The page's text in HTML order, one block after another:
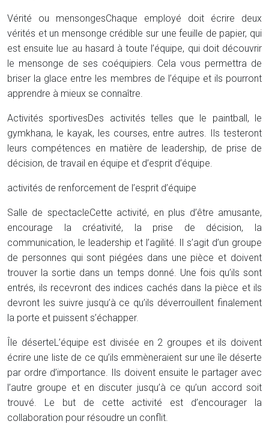
Vérité ou mensongesChaque employé doit écrire deux
vérités et un mensonge crédible sur une feuille de papier, qui
est ensuite lue au hasard à toute l’équipe, qui doit découvrir
le mensonge de ses coéquipiers. Cela vous permettra de
briser la glace entre les membres de l’équipe et ils pourront
apprendre à mieux se connaître.
Activités sportivesDes activités telles que le paintball, le
gymkhana, le kayak, les courses, entre autres. Ils testeront
leurs compétences en matière de leadership, de prise de
décision, de travail en équipe et d’esprit d’équipe.
activités de renforcement de l’esprit d’équipe
Salle de spectacleCette activité, en plus d’être amusante,
encourage la créativité, la prise de décision, la
communication, le leadership et l’agilité. Il s’agit d’un groupe
de personnes qui sont piégées dans une pièce et doivent
trouver la sortie dans un temps donné. Une fois qu’ils sont
entrés, ils recevront des indices cachés dans la pièce et ils
devront les suivre jusqu’à ce qu’ils déverrouillent finalement
la porte et puissent s’échapper.
Île déserteL’équipe est divisée en 2 groupes et ils doivent
écrire une liste de ce qu’ils emmèneraient sur une île déserte
par ordre d’importance. Ils doivent ensuite le partager avec
l’autre groupe et en discuter jusqu’à ce qu’un accord soit
trouvé. Le but de cette activité est d’encourager la
collaboration pour résoudre un conflit.